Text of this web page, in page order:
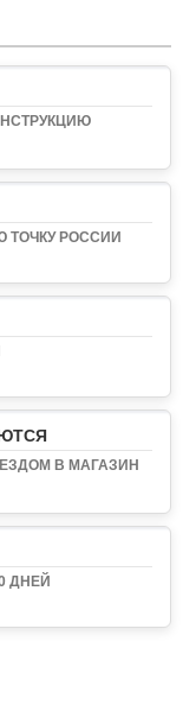
РОССИИ
В МАГАЗИН
ДНЕЙ